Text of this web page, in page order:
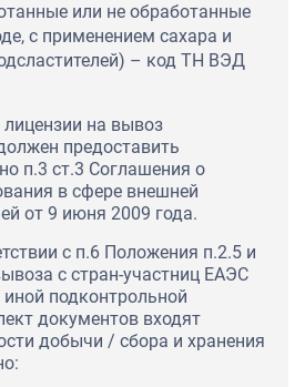
или не обработанные
с применением сахара и
– код ТН ВЭД
на вывоз
предоставить
п.3 ст.3 Соглашения о
в сфере внешней
от 9 июня 2009 года.
с п.6 Положения п.2.5 и
с стран-участниц ЕАЭС
подконтрольной
документов входят
добычи / сбора и хранения